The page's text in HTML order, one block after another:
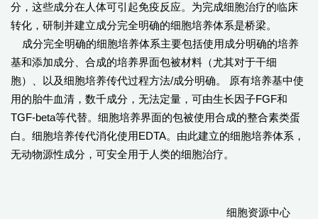
分，这些成分在人体可引起免疫反应。为完成细胞治疗的临床
转化，研制并建立成分完全明确的细胞培养体系是桥梁。
成分完全明确的细胞培养体系主要包括使用成分明确的培养
基和添加成分、合成的培养界面包被材料（尤其对于干细
胞）、以及细胞培养传代过程方法/成分明确。 原有培养基中使
用的胎牛血清，数千成分，无法定量，可由生长因子FGF和
TGF-beta等代替。细胞培养界面的包被使用合成的整合素类蛋
白。细胞培养传代消化使用EDTA。由此建立的细胞培养体系，
无动物源性成分，可安全用于人类的细胞治疗。
细胞资源中心